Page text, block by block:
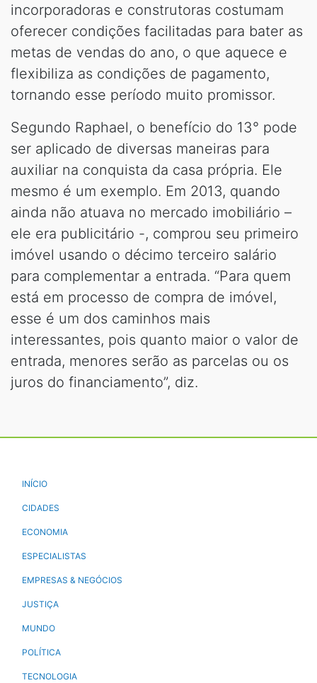
incorporadoras e construtoras costumam
oferecer condições facilitadas para bater as
metas de vendas do ano, o que aquece e
flexibiliza as condições de pagamento,
tornando esse período muito promissor.
Segundo Raphael, o benefício do 13° pode
ser aplicado de diversas maneiras para
auxiliar na conquista da casa própria. Ele
mesmo é um exemplo. Em 2013, quando
ainda não atuava no mercado imobiliário –
ele era publicitário -, comprou seu primeiro
imóvel usando o décimo terceiro salário
para complementar a entrada. “Para quem
está em processo de compra de imóvel,
esse é um dos caminhos mais
interessantes, pois quanto maior o valor de
entrada, menores serão as parcelas ou os
juros do financiamento”, diz.
INÍCIO
CIDADES
ECONOMIA
ESPECIALISTAS
EMPRESAS & NEGÓCIOS
JUSTIÇA
MUNDO
POLÍTICA
TECNOLOGIA